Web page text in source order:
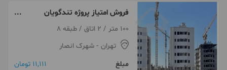
فروش امتیاز پروژه تندگویان
شهرک انصار100 متر / 2 اتاق / طبقه 8
تهران - شهرک انصار
مبلغ
11,111 تومان